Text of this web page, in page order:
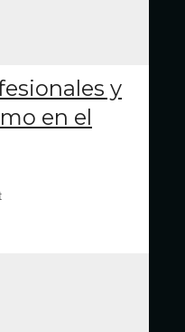
y
en el